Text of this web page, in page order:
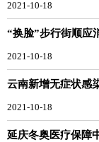
2021-10-18
“换脸”步行街顺应
2021-10-18
云南新增无症状感
2021-10-18
延庆冬奥医疗保障